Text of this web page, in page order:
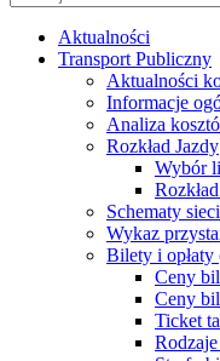
Aktualności
Transport Publiczny
Aktualności
Informacje
Analiza
Rozkład Jazdy
Wybór
Schematy
Wykaz
Bilety i opłaty
Ceny
Ceny
Ticket